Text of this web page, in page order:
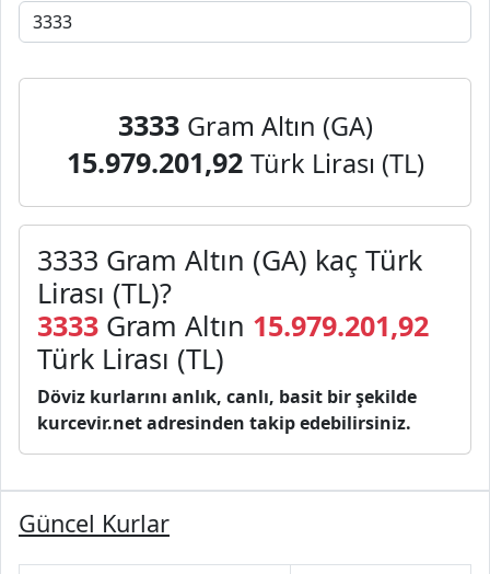
3333 Gram Altın (GA)
15.979.201,92 Türk Lirası (TL)
3333 Gram Altın (GA) kaç Türk
Lirası (TL)?
3333 Gram Altın 15.979.201,92
Türk Lirası (TL)
Döviz kurlarını anlık, canlı, basit bir şekilde
kurcevir.net adresinden takip edebilirsiniz.
Güncel Kurlar